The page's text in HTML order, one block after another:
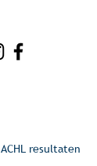
ACHL resultaten